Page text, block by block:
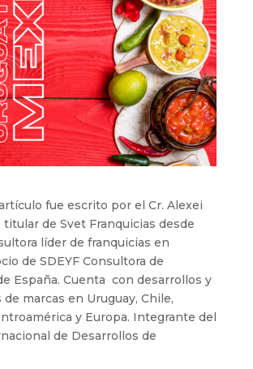
fue escrito por el Cr. Alexei
titular de Svet Franquicias desde
líder de franquicias en
de SDEYF Consultora de
España. Cuenta con desarrollos y
marcas en Uruguay, Chile,
y Europa. Integrante del
de Desarrollos de